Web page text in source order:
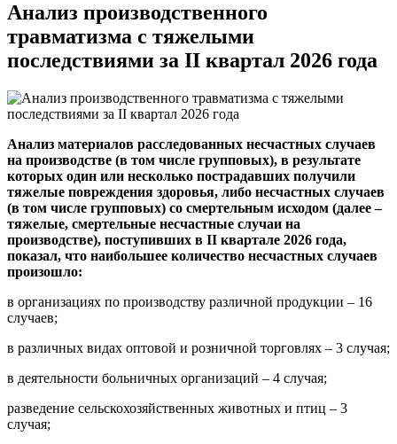
Анализ производственного
травматизма с тяжелыми
последствиями за II квартал 2026 года
Анализ материалов расследованных несчастных случаев
на производстве (в том числе групповых), в результате
которых один или несколько пострадавших получили
тяжелые повреждения здоровья, либо несчастных случаев
(в том числе групповых) со смертельным исходом (далее –
тяжелые, смертельные несчастные случаи на
производстве), поступивших в II квартале 2026 года,
показал, что наибольшее количество несчастных случаев
произошло:
в организациях по производству различной продукции – 16
случаев;
в различных видах оптовой и розничной торговлях – 3 случая;
в деятельности больничных организаций – 4 случая;
разведение сельскохозяйственных животных и птиц – 3
случая;